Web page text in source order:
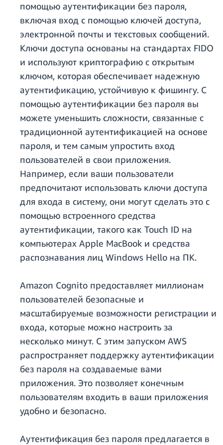
помощью аутентификации без пароля,
включая вход с помощью ключей доступа,
электронной почты и текстовых сообщений.
Ключи доступа основаны на стандартах FIDO
и используют криптографию с открытым
ключом, которая обеспечивает надежную
аутентификацию, устойчивую к фишингу. С
помощью аутентификации без пароля вы
можете уменьшить сложности, связанные с
традиционной аутентификацией на основе
пароля, и тем самым упростить вход
пользователей в свои приложения.
Например, если ваши пользователи
предпочитают использовать ключи доступа
для входа в систему, они могут сделать это с
помощью встроенного средства
аутентификации, такого как Touch ID на
компьютерах Apple MacBook и средства
распознавания лиц Windows Hello на ПК.
Amazon Cognito предоставляет миллионам
пользователей безопасные и
масштабируемые возможности регистрации и
входа, которые можно настроить за
несколько минут. С этим запуском AWS
распространяет поддержку аутентификации
без пароля на создаваемые вами
приложения. Это позволяет конечным
пользователям входить в ваши приложения
удобно и безопасно.
Аутентификация без пароля предлагается в